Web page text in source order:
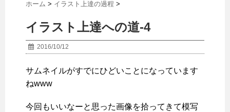
ホーム > イラスト上達の過程 >
イラスト上達への道-4
2016/10/12
サムネイルがすでにひどいことになっています
ねwww
今回もいいなーと思った画像を拾ってきて模写